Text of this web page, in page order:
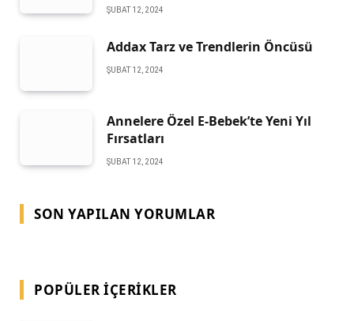
ŞUBAT 12, 2024
Addax Tarz ve Trendlerin Öncüsü
ŞUBAT 12, 2024
Annelere Özel E-Bebek’te Yeni Yıl
Fırsatları
ŞUBAT 12, 2024
SON YAPILAN YORUMLAR
POPÜLER İÇERIKLER